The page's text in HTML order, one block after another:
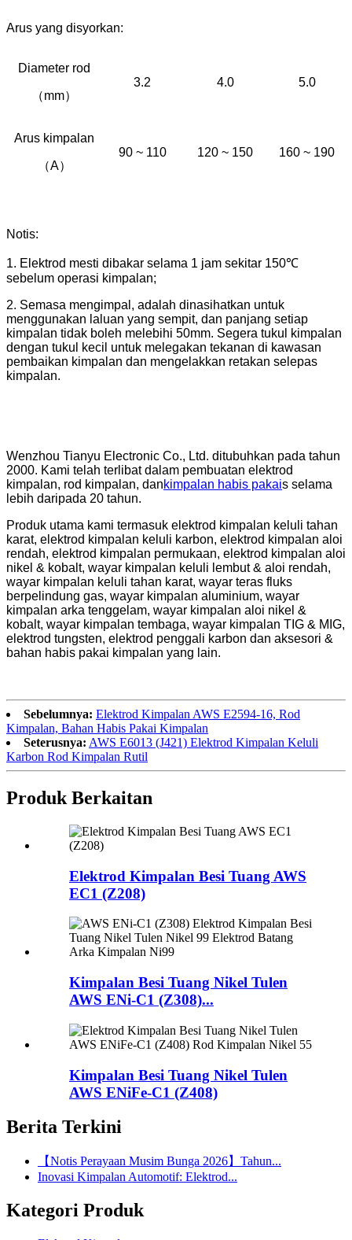
Arus yang disyorkan:
Diameter rod
（mm）
3.2 4.0 5.0
Arus kimpalan
（A）
90 ~ 110 120 ~ 150 160 ~ 190
Notis:
1. Elektrod mesti dibakar selama 1 jam sekitar 150℃
sebelum operasi kimpalan;
2. Semasa mengimpal, adalah dinasihatkan untuk
menggunakan laluan yang sempit, dan panjang setiap
kimpalan tidak boleh melebihi 50mm. Segera tukul kimpalan
dengan tukul kecil untuk melegakan tekanan di kawasan
pembaikan kimpalan dan mengelakkan retakan selepas
kimpalan.
Wenzhou Tianyu Electronic Co., Ltd. ditubuhkan pada tahun
2000. Kami telah terlibat dalam pembuatan elektrod
kimpalan, rod kimpalan, dankimpalan habis pakais selama
lebih daripada 20 tahun.
Produk utama kami termasuk elektrod kimpalan keluli tahan
karat, elektrod kimpalan keluli karbon, elektrod kimpalan aloi
rendah, elektrod kimpalan permukaan, elektrod kimpalan aloi
nikel & kobalt, wayar kimpalan keluli lembut & aloi rendah,
wayar kimpalan keluli tahan karat, wayar teras fluks
berpelindung gas, wayar kimpalan aluminium, wayar
kimpalan arka tenggelam, wayar kimpalan aloi nikel &
kobalt, wayar kimpalan tembaga, wayar kimpalan TIG & MIG,
elektrod tungsten, elektrod penggali karbon dan aksesori &
bahan habis pakai kimpalan yang lain.
Sebelumnya: Elektrod Kimpalan AWS E2594-16, Rod
Kimpalan, Bahan Habis Pakai Kimpalan
Seterusnya: AWS E6013 (J421) Elektrod Kimpalan Keluli
Karbon Rod Kimpalan Rutil
Produk Berkaitan
Elektrod Kimpalan Besi Tuang AWS
EC1 (Z208)
Kimpalan Besi Tuang Nikel Tulen
AWS ENi-C1 (Z308)...
Kimpalan Besi Tuang Nikel Tulen
AWS ENiFe-C1 (Z408)
Berita Terkini
【Notis Perayaan Musim Bunga 2026】Tahun...
Inovasi Kimpalan Automotif: Elektrod...
Kategori Produk